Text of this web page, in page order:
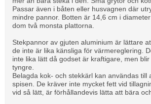
Passar även i båten eller husvagnen där
mindre pannor. Botten är 14,6 cm i
dom två monsta plattorna.
Stekpannor av gjuten aluminium är lättare
de inte är lika känsliga för värmereglering.
inte lika lätt då godset är kraftigare, men
tyngre.
Belagda kok- och stekkärl kan användas till
spisen. De kräver inte mycket fett vid
vid så lätt, är förhållandevis lätta att bära